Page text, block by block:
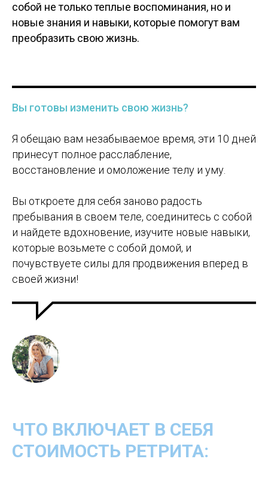
собой не только теплые воспоминания, но и
новые знания и навыки, которые помогут вам
преобразить свою жизнь.
Вы готовы изменить свою жизнь?
Я обещаю вам незабываемое время, эти 10 дней
принесут полное расслабление,
восстановление и омоложение телу и уму.
Вы откроете для себя заново радость
пребывания в своем теле, соединитесь с собой
и найдете вдохновение, изучите новые навыки,
которые возьмете с собой домой, и
почувствуете силы для продвижения вперед в
своей жизни!
ЧТО ВКЛЮЧАЕТ В СЕБЯ
СТОИМОСТЬ РЕТРИТА: